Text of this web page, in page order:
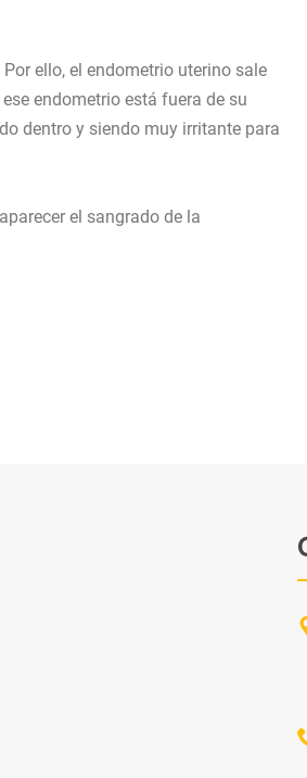
ello, el endometrio uterino sale
endometrio está fuera de su
dentro y siendo muy irritante para
el sangrado de la